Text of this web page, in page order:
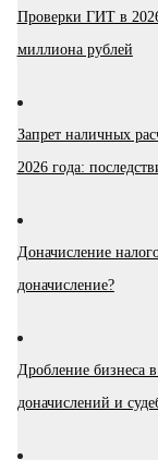
Проверки ГИТ в
миллиона рублей
Запрет наличных
2026 года:
Доначисление
доначисление?
Дробление бизнеса
доначислений и